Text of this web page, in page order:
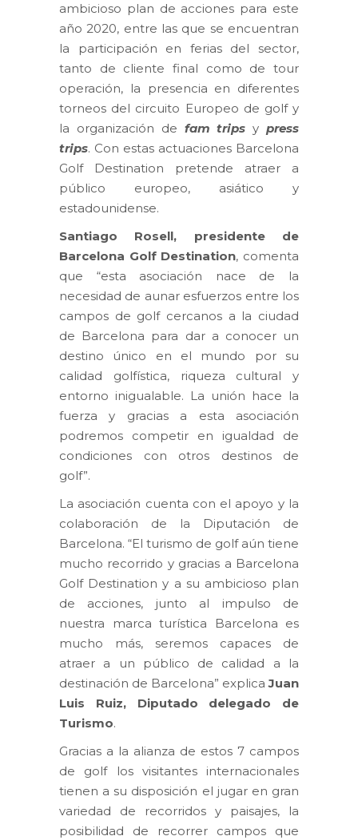
ambicioso plan de acciones para este
año 2020, entre las que se encuentran
la participación en ferias del sector,
tanto de cliente final como de tour
operación, la presencia en diferentes
torneos del circuito Europeo de golf y
la organización de fam trips ypress
trips. Con estas actuaciones Barcelona
Golf Destination pretende atraer a
público europeo, asiático y
estadounidense.
Santiago Rosell, presidente de
Barcelona Golf Destination, comenta
que “esta asociación nace de la
necesidad de aunar esfuerzos entre los
campos de golf cercanos a la ciudad
de Barcelona para dar a conocer un
destino único en el mundo por su
calidad golfística, riqueza cultural y
entorno inigualable. La unión hace la
fuerza y gracias a esta asociación
podremos competir en igualdad de
condiciones con otros destinos de
golf”.
La asociación cuenta con el apoyo y la
colaboración de la Diputación de
Barcelona. “El turismo de golf aún tiene
mucho recorrido y gracias a Barcelona
Golf Destination y a su ambicioso plan
de acciones, junto al impulso de
nuestra marca turística Barcelona es
mucho más, seremos capaces de
atraer a un público de calidad a la
destinación de Barcelona” explicaJuan
Luis Ruiz, Diputado delegado de
Turismo.
Gracias a la alianza de estos 7 campos
de golf los visitantes internacionales
tienen a su disposición el jugar en gran
variedad de recorridos y paisajes, la
posibilidad de recorrer campos que